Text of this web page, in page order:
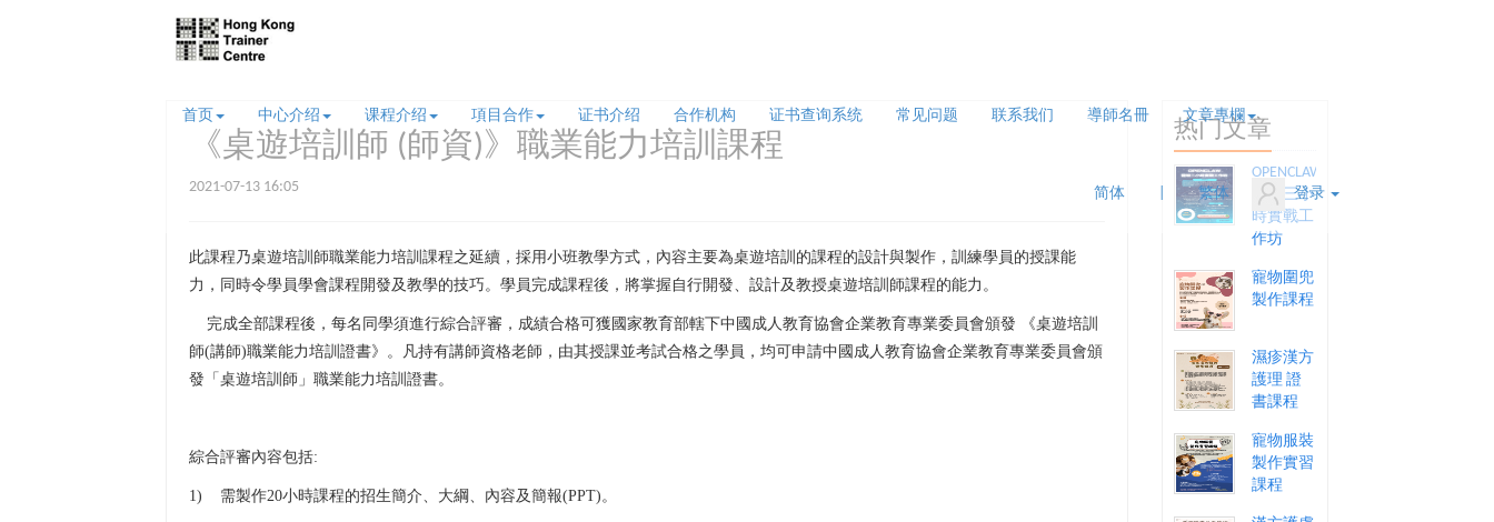
首页 中心介绍 课程介绍 項目合作 证书介绍 合作机构 证书查询系统 常见问题 联系我们 導師名冊 文章專欄
简体 繁体 登录
《桌遊培訓師 (師資)》職業能力培訓課程
2021-07-13 16:05
此課程乃桌遊培訓師職業能力培訓課程之延續，採用小班教學方式，內容主要為桌遊培訓的課程的設計與製作，訓練學員的授課能
力，同時令學員學會課程開發及教學的技巧。學員完成課程後，將掌握自行開發、設計及教授桌遊培訓師課程的能力。
完成全部課程後，每名同學須進行綜合評審，成績合格可獲國家教育部轄下中國成人教育協會企業教育專業委員會頒發 《桌遊培訓
師(講師)職業能力培訓證書》。凡持有講師資格老師，由其授課並考試合格之學員，均可申請中國成人教育協會企業教育專業委員會頒
發「桌遊培訓師」職業能力培訓證書。
綜合評審內容包括:
1) 需製作20小時課程的招生簡介、大綱、內容及簡報(PPT)。
热门文章
OPENCLAW
龍蝦三小
時實戰工
作坊
寵物圍兜
製作課程
濕疹漢方
護理 證
書課程
寵物服裝
製作實習
課程